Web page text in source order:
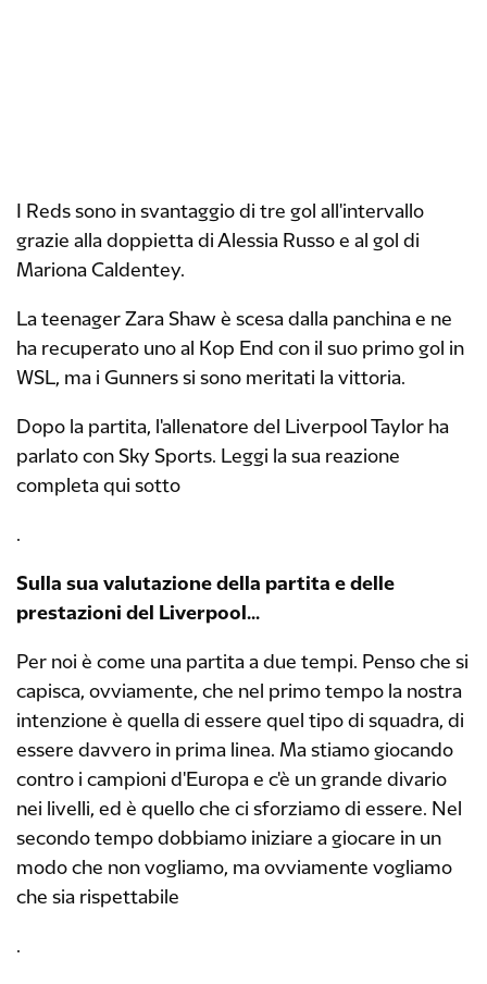
I Reds sono in svantaggio di tre gol all'intervallo
grazie alla doppietta di Alessia Russo e al gol di
Mariona Caldentey.
La teenager Zara Shaw è scesa dalla panchina e ne
ha recuperato uno al Kop End con il suo primo gol in
WSL, ma i Gunners si sono meritati la vittoria.
Dopo la partita, l'allenatore del Liverpool Taylor ha
parlato con Sky Sports. Leggi la sua reazione
completa qui sotto
.
Sulla sua valutazione della partita e delle
prestazioni del Liverpool...
Per noi è come una partita a due tempi. Penso che si
capisca, ovviamente, che nel primo tempo la nostra
intenzione è quella di essere quel tipo di squadra, di
essere davvero in prima linea. Ma stiamo giocando
contro i campioni d'Europa e c'è un grande divario
nei livelli, ed è quello che ci sforziamo di essere. Nel
secondo tempo dobbiamo iniziare a giocare in un
modo che non vogliamo, ma ovviamente vogliamo
che sia rispettabile
.